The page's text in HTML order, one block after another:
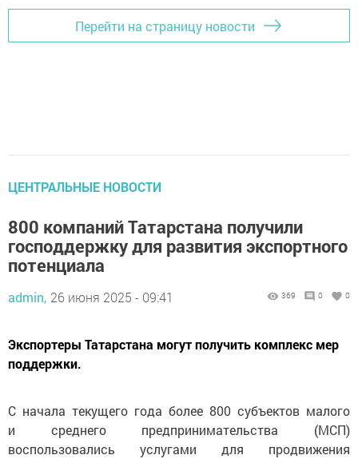
Перейти на страницу новости
ЦЕНТРАЛЬНЫЕ НОВОСТИ
800 компаний Татарстана получили
господдержку для развития экспортного
потенциала
admin, 26 июня 2025 - 09:41 369 0 0
Экспортеры Татарстана могут получить комплекс мер
поддержки.
С начала текущего года более 800 субъектов малого
и среднего предпринимательства (МСП)
воспользовались услугами для продвижения